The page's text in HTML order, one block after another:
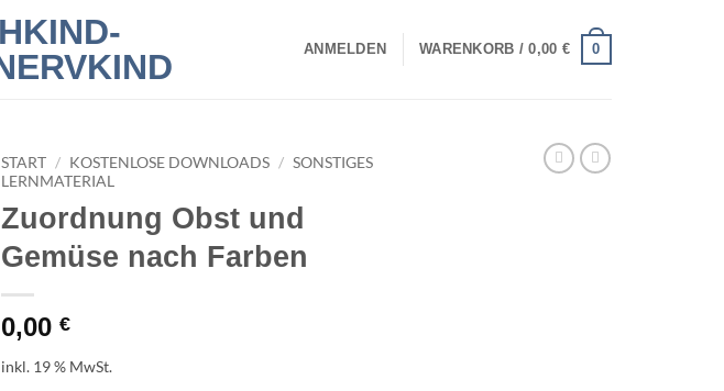
ANMELDEN WARENKORB /0,00 € 0
START / KOSTENLOSE DOWNLOADS / SONSTIGES
LERNMATERIAL
Zuordnung Obst und
Gemüse nach Farben
0,00 €
inkl. 19 % MwSt.